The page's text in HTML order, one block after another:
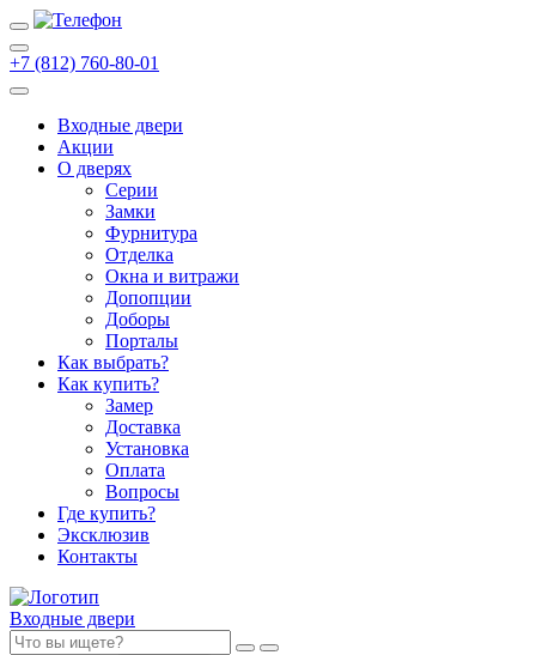
+7 (812) 760-80-01
Входные двери
Акции
О дверях
Cерии
Замки
Фурнитура
Отделка
Окна и витражи
Допопции
Доборы
Порталы
Как выбрать?
Как купить?
Замер
Доставка
Установка
Оплата
Вопросы
Где купить?
Эксклюзив
Контакты
Входные двери